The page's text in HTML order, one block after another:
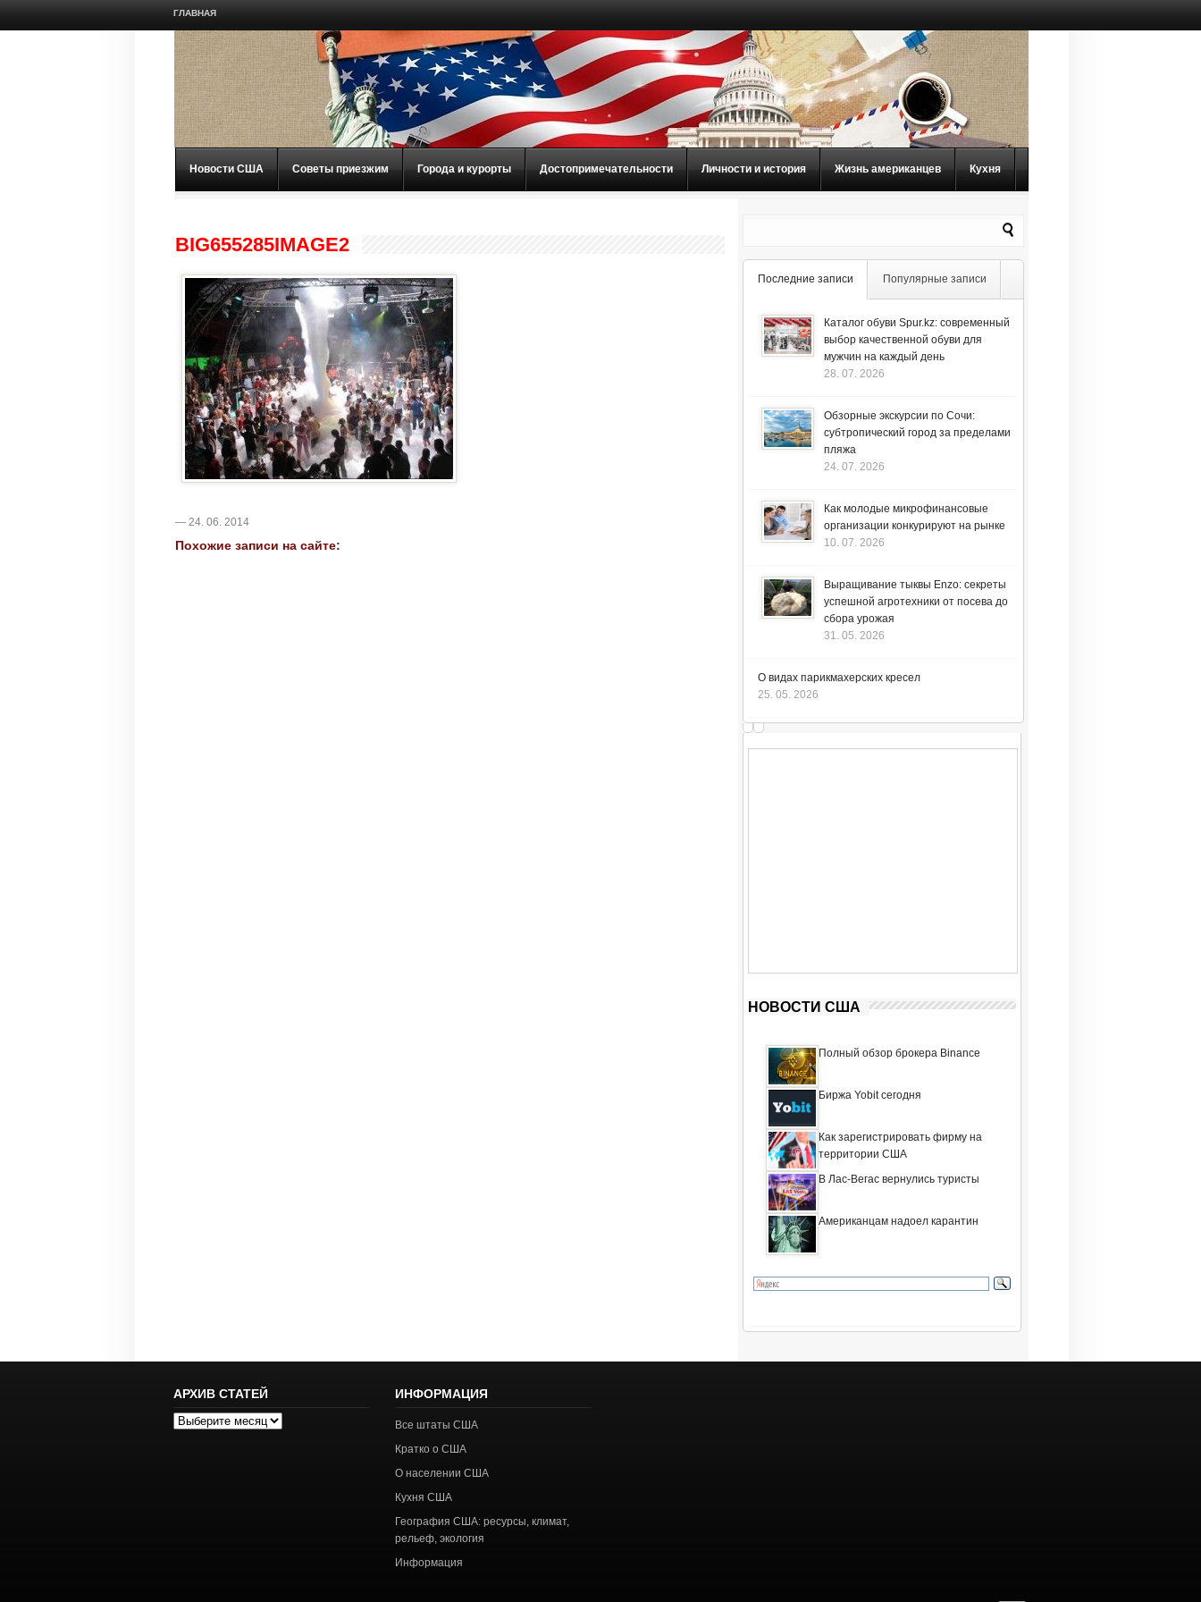
ГЛАВНАЯ
Новости США Советы приезжим Города и курорты Достопримечательности Личности и история Жизнь американцев Кухня
BIG655285IMAGE2
— 24. 06. 2014
Похожие записи на сайте:
Последние записи Популярные записи
Каталог обуви Spur.kz: современный
выбор качественной обуви для
мужчин на каждый день
28. 07. 2026
Обзорные экскурсии по Сочи:
субтропический город за пределами
пляжа
24. 07. 2026
Как молодые микрофинансовые
организации конкурируют на рынке
10. 07. 2026
Выращивание тыквы Enzo: секреты
успешной агротехники от посева до
сбора урожая
31. 05. 2026
О видах парикмахерских кресел
25. 05. 2026
НОВОСТИ США
Полный обзор брокера Binance
Биржа Yobit сегодня
Как зарегистрировать фирму на
территории США
В Лас-Вегас вернулись туристы
Американцам надоел карантин
АРХИВ СТАТЕЙ
Архив
ИНФОРМАЦИЯ
Все штаты США
Кратко о США
О населении США
Кухня США
География США: ресурсы, климат,
рельеф, экология
Информация